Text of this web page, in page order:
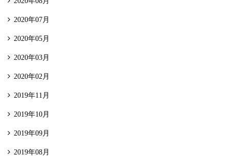
2020年07月
2020年05月
2020年03月
2020年02月
2019年11月
2019年10月
2019年09月
2019年08月